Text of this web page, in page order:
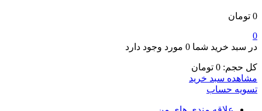
0 تومان
0
در سبد خرید شما 0 مورد وجود دارد
کل حجم: 0 تومان
مشاهده سبد خرید
تسویه حساب